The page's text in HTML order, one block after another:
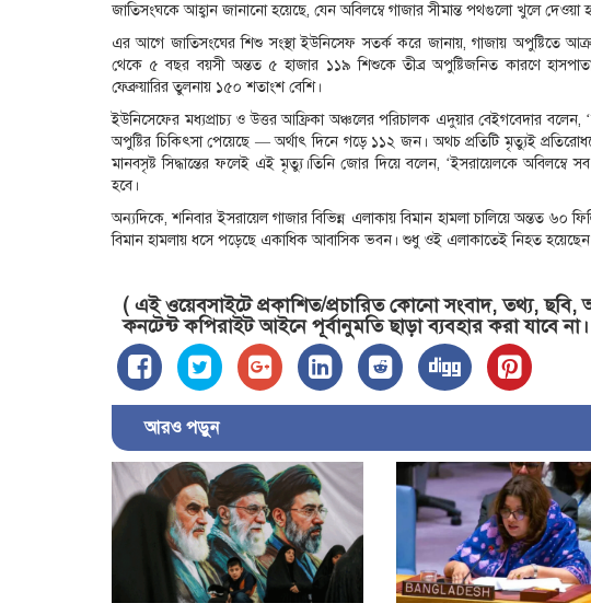
জাতিসংঘকে আহ্বান জানানো হয়েছে, যেন অবিলম্বে গাজার সীমান্ত পথগুলো খুলে দেওয়া
এর আগে জাতিসংঘের শিশু সংস্থা ইউনিসেফ সতর্ক করে জানায়, গাজায় অপুষ্টিতে
থেকে ৫ বছর বয়সী অন্তত ৫ হাজার ১১৯ শিশুকে তীব্র অপুষ্টিজনিত কারণে
ফেব্রুয়ারির তুলনায় ১৫০ শতাংশ বেশি।
ইউনিসেফের মধ্যপ্রাচ্য ও উত্তর আফ্রিকা অঞ্চলের পরিচালক এদুয়ার বেইগবেদার বলেন,
অপুষ্টির চিকিৎসা পেয়েছে — অর্থাৎ দিনে গড়ে ১১২ জন। অথচ প্রতিটি মৃত্যুই
মানবসৃষ্ট সিদ্ধান্তের ফলেই এই মৃত্যু।তিনি জোর দিয়ে বলেন, ‘ইসরায়েলকে অবিলম্বে
হবে।
অন্যদিকে, শনিবার ইসরায়েল গাজার বিভিন্ন এলাকায় বিমান হামলা চালিয়ে অন্তত ৬০
বিমান হামলায় ধসে পড়েছে একাধিক আবাসিক ভবন। শুধু ওই এলাকাতেই নিহত
( এই ওয়েবসাইটে প্রকাশিত/প্রচারিত কোনো সংবাদ, তথ্য, ছবি,
কনটেন্ট কপিরাইট আইনে পূর্বানুমতি ছাড়া ব্যবহার করা যাবে
আরও পড়ুন